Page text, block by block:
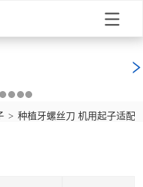
> 种植牙螺丝刀 机用起子适配